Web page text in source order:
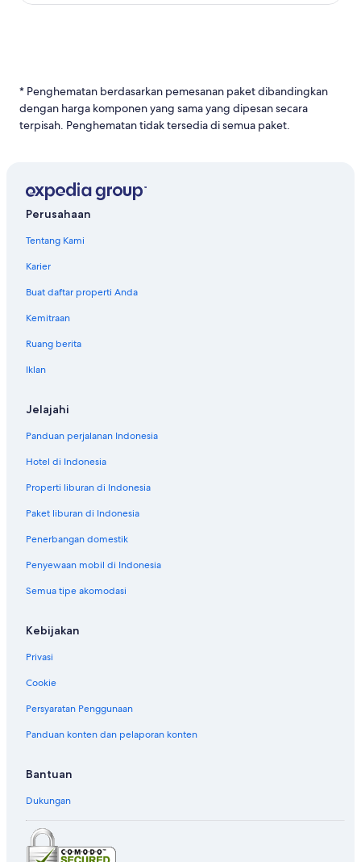
* Penghematan berdasarkan pemesanan paket dibandingkan
dengan harga komponen yang sama yang dipesan secara
terpisah. Penghematan tidak tersedia di semua paket.
Perusahaan
Tentang Kami
Karier
Buat daftar properti Anda
Kemitraan
Ruang berita
Iklan
Jelajahi
Panduan perjalanan Indonesia
Hotel di Indonesia
Properti liburan di Indonesia
Paket liburan di Indonesia
Penerbangan domestik
Penyewaan mobil di Indonesia
Semua tipe akomodasi
Kebijakan
Privasi
Cookie
Persyaratan Penggunaan
Panduan konten dan pelaporan konten
Bantuan
Dukungan